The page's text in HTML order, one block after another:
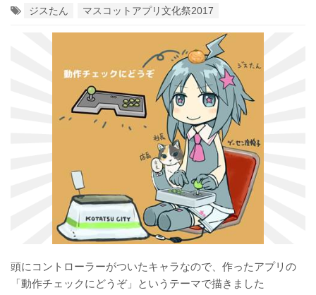
ジスたん
マスコットアプリ文化祭2017
頭にコントローラーがついたキャラなので、作ったアプリの
「動作チェックにどうぞ」というテーマで描きました